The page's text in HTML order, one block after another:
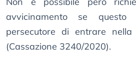
avvicinamento se
persecutore di entrare
(Cassazione 3240/2020).